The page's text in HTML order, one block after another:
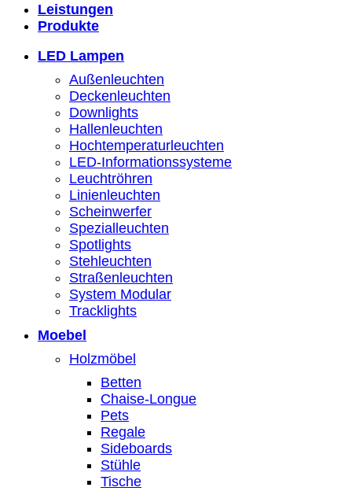
Leistungen
Produkte
LED Lampen
Außenleuchten
Deckenleuchten
Downlights
Hallenleuchten
Hochtemperaturleuchten
LED-Informationssysteme
Leuchtröhren
Linienleuchten
Scheinwerfer
Spezialleuchten
Spotlights
Stehleuchten
Straßenleuchten
System Modular
Tracklights
Moebel
Holzmöbel
Betten
Chaise-Longue
Pets
Regale
Sideboards
Stühle
Tische